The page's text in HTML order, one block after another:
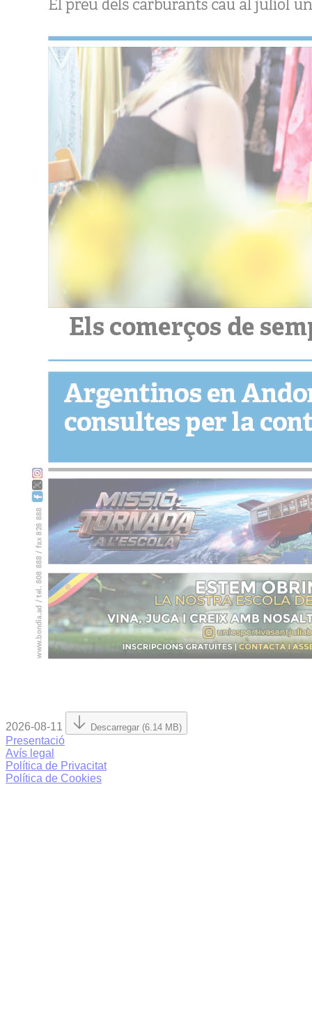
2026-08-11 Descarregar (6.14 MB)
Presentació
Avís legal
Política de Privacitat
Política de Cookies